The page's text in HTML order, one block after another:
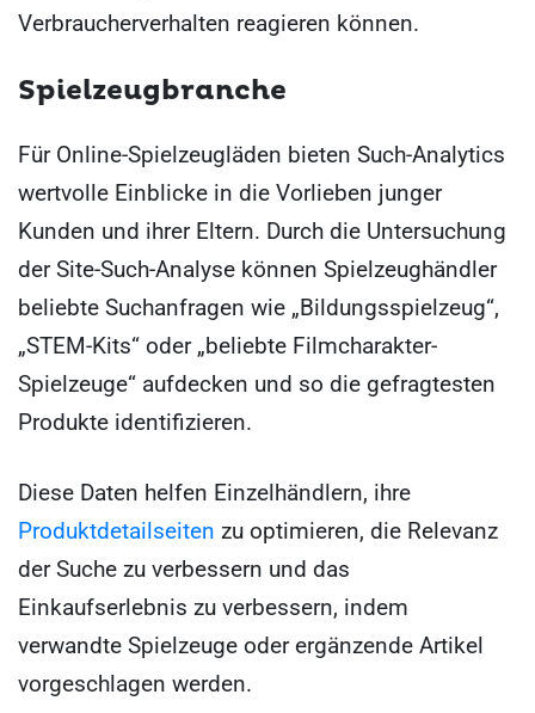
Verbraucherverhalten reagieren können.
Spielzeugbranche
Für Online-Spielzeugläden bieten Such-Analytics
wertvolle Einblicke in die Vorlieben junger
Kunden und ihrer Eltern. Durch die Untersuchung
der Site-Such-Analyse können Spielzeughändler
beliebte Suchanfragen wie „Bildungsspielzeug“,
„STEM-Kits“ oder „beliebte Filmcharakter-
Spielzeuge“ aufdecken und so die gefragtesten
Produkte identifizieren.
Diese Daten helfen Einzelhändlern, ihre
Produktdetailseiten zu optimieren, die Relevanz
der Suche zu verbessern und das
Einkaufserlebnis zu verbessern, indem
verwandte Spielzeuge oder ergänzende Artikel
vorgeschlagen werden.